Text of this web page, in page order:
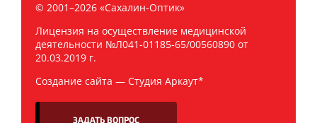
© 2001–2026 «Сахалин-Оптик»
Лицензия на осуществление медицинской
деятельности №Л041-01185-65/00560890 от
20.03.2019 г.
Создание сайта — Студия Аркаут*
ЗАДАТЬ ВОПРОС